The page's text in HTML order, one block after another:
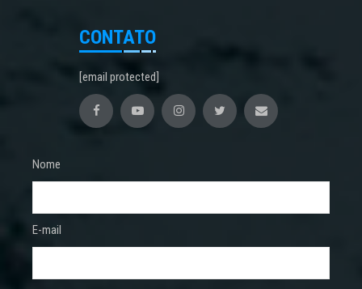
CONTATO
[email protected]
Nome
E-mail